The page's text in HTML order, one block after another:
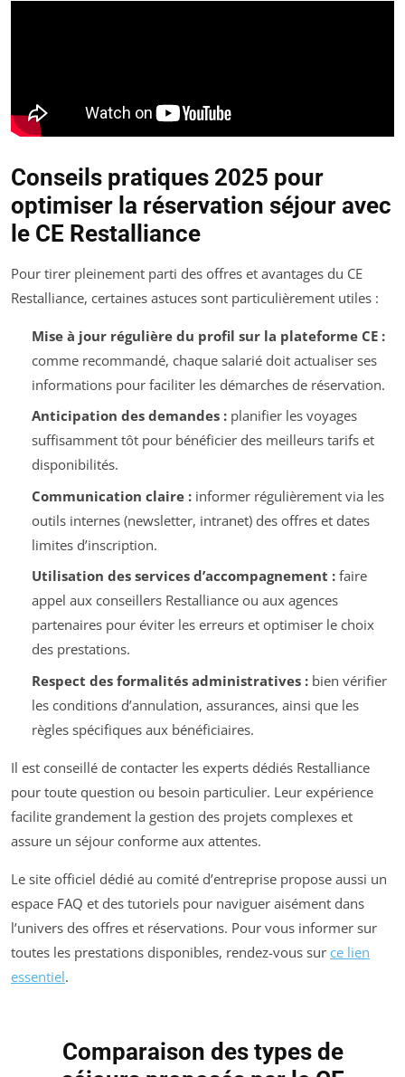
Conseils pratiques 2025 pour
optimiser la réservation séjour avec
le CE Restalliance
Pour tirer pleinement parti des offres et avantages du CE
Restalliance, certaines astuces sont particulièrement utiles :
Mise à jour régulière du profil sur la plateforme CE :
comme recommandé, chaque salarié doit actualiser ses
informations pour faciliter les démarches de réservation.
Anticipation des demandes :planifier les voyages
suffisamment tôt pour bénéficier des meilleurs tarifs et
disponibilités.
Communication claire :informer régulièrement via les
outils internes (newsletter, intranet) des offres et dates
limites d’inscription.
Utilisation des services d’accompagnement :faire
appel aux conseillers Restalliance ou aux agences
partenaires pour éviter les erreurs et optimiser le choix
des prestations.
Respect des formalités administratives :bien vérifier
les conditions d’annulation, assurances, ainsi que les
règles spécifiques aux bénéficiaires.
Il est conseillé de contacter les experts dédiés Restalliance
pour toute question ou besoin particulier. Leur expérience
facilite grandement la gestion des projets complexes et
assure un séjour conforme aux attentes.
Le site officiel dédié au comité d’entreprise propose aussi un
espace FAQ et des tutoriels pour naviguer aisément dans
l’univers des offres et réservations. Pour vous informer sur
toutes les prestations disponibles, rendez-vous sur ce lien
essentiel.
Comparaison des types de